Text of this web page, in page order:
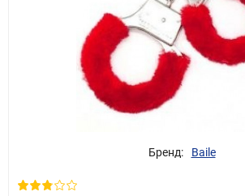
Бренд: Baile